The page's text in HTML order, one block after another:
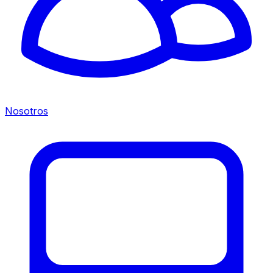
Nosotros